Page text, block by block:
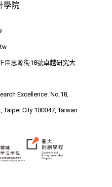
學院
區思源街18號卓越研究大
Excellence. No.18,
City 100047, Taiwan